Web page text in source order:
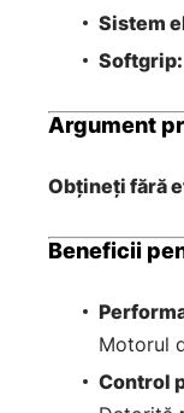
Sistem
Softgrip:
Argument
Obțineți fără
Beneficii
Motorul
Control